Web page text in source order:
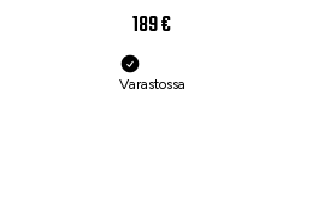
500w Defa-yhteensopiva
189 €
Varastossa